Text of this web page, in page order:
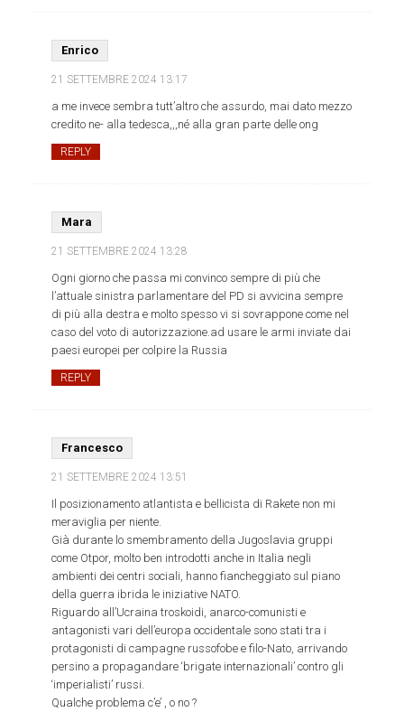
Enrico
21 SETTEMBRE 2024 13:17
a me invece sembra tutt’altro che assurdo, mai dato mezzo
credito ne- alla tedesca,,,né alla gran parte delle ong
REPLY
Mara
21 SETTEMBRE 2024 13:28
Ogni giorno che passa mi convinco sempre di più che
l’attuale sinistra parlamentare del PD si avvicina sempre
di più alla destra e molto spesso vi si sovrappone come nel
caso del voto di autorizzazione.ad usare le armi inviate dai
paesi europei per colpire la Russia
REPLY
Francesco
21 SETTEMBRE 2024 13:51
Il posizionamento atlantista e bellicista di Rakete non mi
meraviglia per niente.
Già durante lo smembramento della Jugoslavia gruppi
come Otpor, molto ben introdotti anche in Italia negli
ambienti dei centri sociali, hanno fiancheggiato sul piano
della guerra ibrida le iniziative NATO.
Riguardo all’Ucraina troskoidi, anarco-comunisti e
antagonisti vari dell’europa occidentale sono stati tra i
protagonisti di campagne russofobe e filo-Nato, arrivando
persino a propagandare ‘brigate internazionali’ contro gli
‘imperialisti’ russi.
Qualche problema c’e’ , o no ?